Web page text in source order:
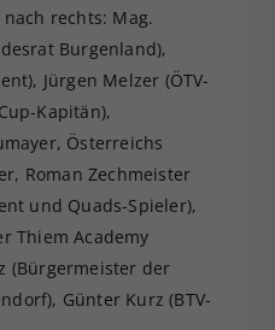
rechts: Mag.
Burgenland),
Jürgen Melzer (ÖTV-
Kapitän),
Österreichs
Roman Zechmeister
und Quads-Spieler),
Thiem Academy
(Bürgermeister der
Günter Kurz (BTV-
Ihre Consent-
Unter anderem eine
ID, für die
Ihrer
Einstellungen, falls der